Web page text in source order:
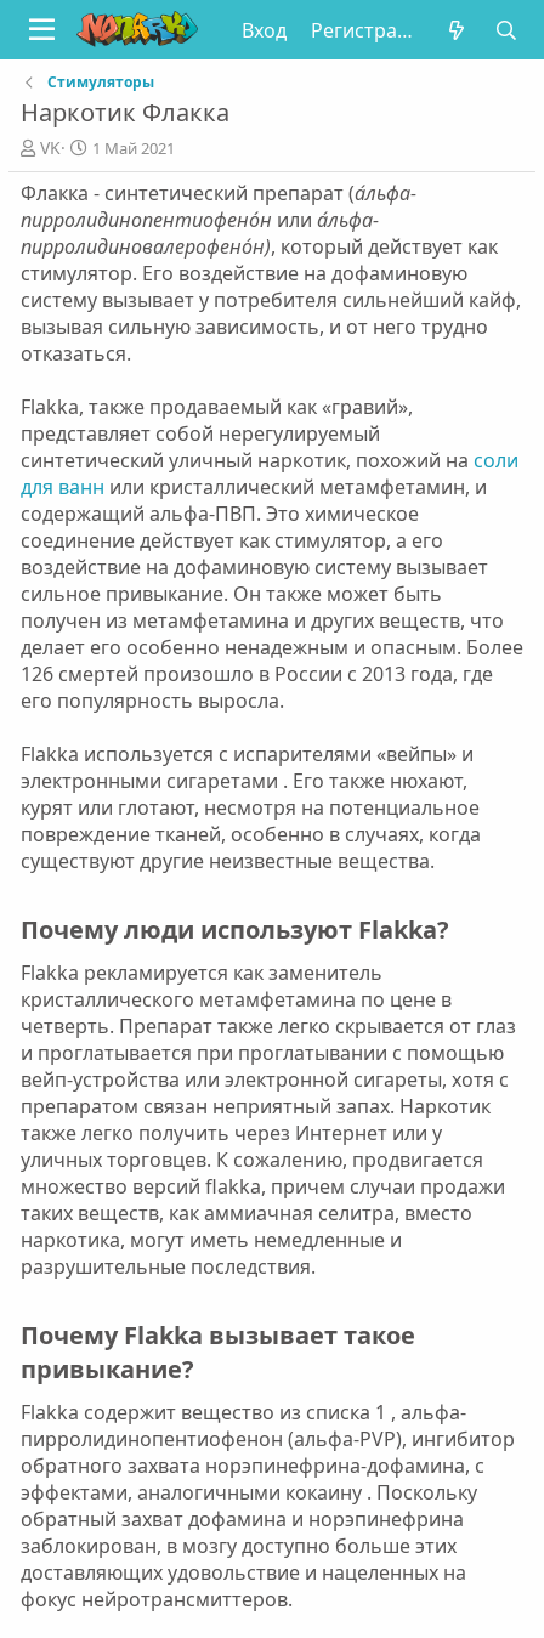
Вход Регистрация
Стимуляторы
Наркотик Флакка
А
в
т
о
р
VK
Д
а
т
а
п
у
б
л
и
к
ц
и
1 Май 2021
Флакка - синтетический препарат (а́льфа-
пирролидинопентиофено́н или а́льфа-
пирролидиновалерофено́н), который действует как
стимулятор. Его воздействие на дофаминовую
систему вызывает у потребителя сильнейший кайф,
вызывая сильную зависимость, и от него трудно
отказаться.
Flakka, также продаваемый как «гравий»,
представляет собой нерегулируемый
синтетический уличный наркотик, похожий на соли
для ванн или кристаллический метамфетамин, и
содержащий альфа-ПВП. Это химическое
соединение действует как стимулятор, а его
воздействие на дофаминовую систему вызывает
сильное привыкание. Он также может быть
получен из метамфетамина и других веществ, что
делает его особенно ненадежным и опасным. Более
126 смертей произошло в России с 2013 года, где
его популярность выросла.
Flakka используется с испарителями «вейпы» и
электронными сигаретами . Его также нюхают,
курят или глотают, несмотря на потенциальное
повреждение тканей, особенно в случаях, когда
существуют другие неизвестные вещества.
Почему люди используют Flakka?​
Flakka рекламируется как заменитель
кристаллического метамфетамина по цене в
четверть. Препарат также легко скрывается от глаз
и проглатывается при проглатывании с помощью
вейп-устройства или электронной сигареты, хотя с
препаратом связан неприятный запах. Наркотик
также легко получить через Интернет или у
уличных торговцев. К сожалению, продвигается
множество версий flakka, причем случаи продажи
таких веществ, как аммиачная селитра, вместо
наркотика, могут иметь немедленные и
разрушительные последствия.
Почему Flakka вызывает такое
привыкание?​
Flakka содержит вещество из списка 1 , альфа-
пирролидинопентиофенон (альфа-PVP), ингибитор
обратного захвата норэпинефрина-дофамина, с
эффектами, аналогичными кокаину . Поскольку
обратный захват дофамина и норэпинефрина
заблокирован, в мозгу доступно больше этих
доставляющих удовольствие и нацеленных на
фокус нейротрансмиттеров.